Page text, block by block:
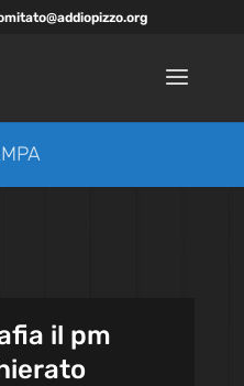
il pm